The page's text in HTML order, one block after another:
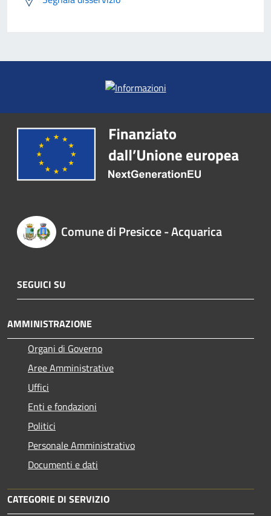
Comune di Presicce - Acquarica
SEGUICI SU
AMMINISTRAZIONE
Organi di Governo
Aree Amministrative
Uffici
Enti e fondazioni
Politici
Personale Amministrativo
Documenti e dati
CATEGORIE DI SERVIZIO